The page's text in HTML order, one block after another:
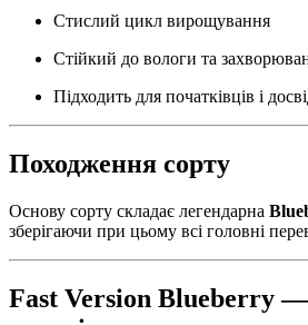
Стислий цикл вирощування
Стійкий до вологи та
Підходить для початківців і
Походження сорту
Основу сорту складає легендарна
зберігаючи при цьому всі головні
Fast Version Blueberry